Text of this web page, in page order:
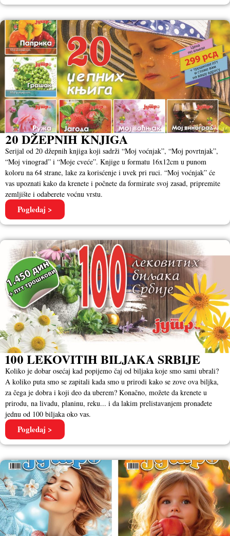
20 DŽEPNIH KNJIGA
Serijal od 20 džepnih knjiga koji sadrži “Moj voćnjak”, “Moj povrtnjak”,
“Moj vinograd” i “Moje cveće”. Knjige u formatu 16x12cm u punom
koloru na 64 strane, lake za korisćenje i uvek pri ruci. “Moj voćnjak” će
vas upoznati kako da krenete i počnete da formirate svoj zasad, pripremite
zemljište i odaberete voćnu vrstu.
Pogledaj >
100 LEKOVITIH BILJAKA SRBIJE
Koliko je dobar osećaj kad popijemo čaj od biljaka koje smo sami ubrali?
A koliko puta smo se zapitali kada smo u prirodi kako se zove ova biljka,
za čega je dobra i koji deo da uberem? Konačno, možete da krenete u
prirodu, na livadu, planinu, reku... i da lakim prelistavanjem pronađete
jednu od 100 biljaka oko vas.
Pogledaj >